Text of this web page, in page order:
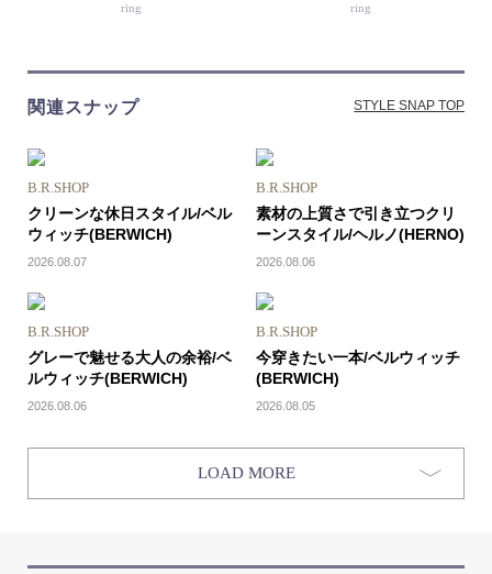
ring ring
関連スナップ STYLE SNAP TOP
B.R.SHOP
クリーンな休日スタイル/ベル
ウィッチ(BERWICH)
2026.08.07
B.R.SHOP
素材の上質さで引き立つクリ
ーンスタイル/ヘルノ(HERNO)
2026.08.06
B.R.SHOP
グレーで魅せる大人の余裕/ベ
ルウィッチ(BERWICH)
2026.08.06
B.R.SHOP
今穿きたい一本/ベルウィッチ
(BERWICH)
2026.08.05
LOAD MORE